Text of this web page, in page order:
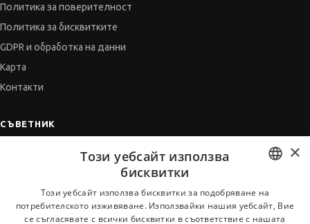
Политика за поверителност
Политика за бисквитките
GDPR и обработка на данни
Карта
Контакти
СЪВЕТНИК
Когато получим оферта
BULGARIAN
ENGLISH
×
Този уебсайт използва
бисквитки
Този уебсайт използва бисквитки за подобряване на
потребителското изживяване. Използвайки нашия уебсайт, Вие
се съгласявате с всички бисквитки в съответствие с нашата